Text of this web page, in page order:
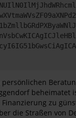
zu
die Straßen von